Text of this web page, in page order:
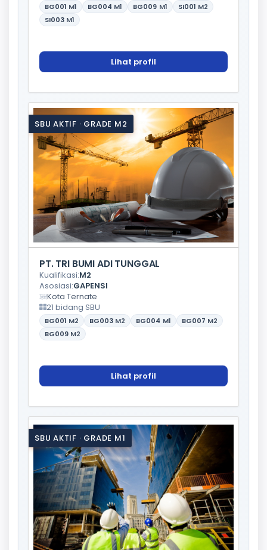
BG001 M1 BG004 M1 BG009 M1 SI001 M2
SI003 M1
Lihat profil
SBU AKTIF · GRADE M2
PT. TRI BUMI ADI TUNGGAL
Kualifikasi:M2
Asosiasi:GAPENSI
Kota Ternate
21 bidang SBU
BG001 M2 BG003 M2 BG004 M1 BG007 M2
BG009 M2
Lihat profil
SBU AKTIF · GRADE M1